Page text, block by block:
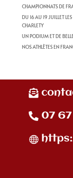
CHAMPIONNATS DE
DU 16 AU 19 JUILLET
CHARLETY
UN PODIUM ET DE
NOS ATHLÈTES EN
07